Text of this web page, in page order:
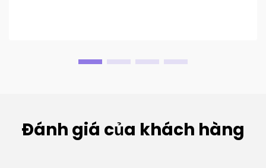
Đánh giá của khách hàng